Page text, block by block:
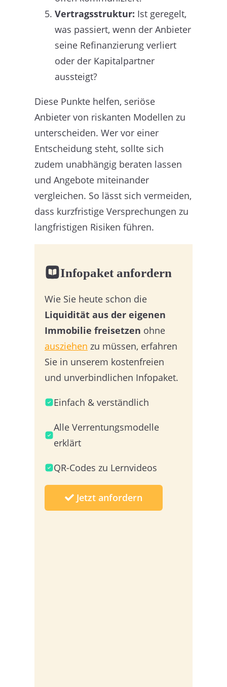
Vertragsstruktur: Ist geregelt,
was passiert, wenn der Anbieter
seine Refinanzierung verliert
oder der Kapitalpartner
aussteigt?
Diese Punkte helfen, seriöse
Anbieter von riskanten Modellen zu
unterscheiden. Wer vor einer
Entscheidung steht, sollte sich
zudem unabhängig beraten lassen
und Angebote miteinander
vergleichen. So lässt sich vermeiden,
dass kurzfristige Versprechungen zu
langfristigen Risiken führen.
Infopaket anfordern
Wie Sie heute schon die
Liquidität aus der eigenen
Immobilie freisetzen ohne
ausziehen zu müssen, erfahren
Sie in unserem kostenfreien
und unverbindlichen Infopaket.
Einfach & verständlich
Alle Verrentungsmodelle
erklärt
QR-Codes zu Lernvideos
Jetzt anfordern